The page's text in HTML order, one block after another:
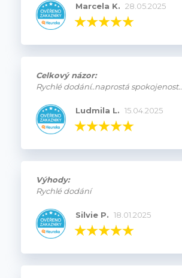
Marcela K. 28.05.2025
Celkový názor:
Rychlé dodání..naprostá spokojenost..
Ludmila L. 15.04.2025
Výhody:
Rychlé dodání
Silvie P. 18.01.2025